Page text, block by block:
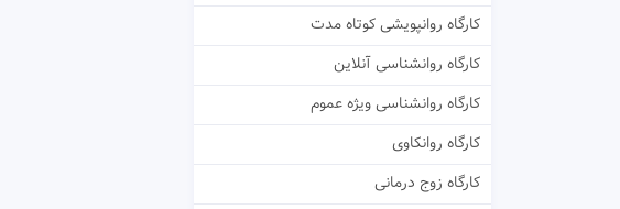
کارگاه روانپویشی کوتاه مدت
کارگاه روانشناسی آنلاین
کارگاه روانشناسی ویژه عموم
کارگاه روانکاوی
کارگاه زوج درمانی